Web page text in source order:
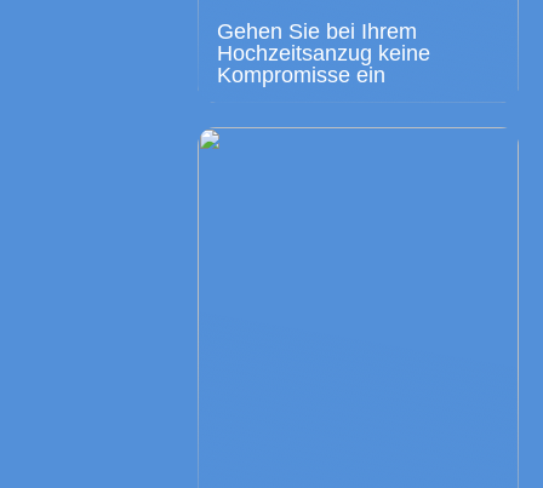
Gehen Sie bei Ihrem
Hochzeitsanzug keine
Kompromisse ein